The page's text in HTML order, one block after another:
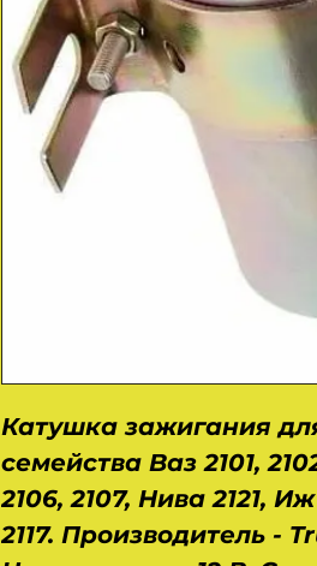
Катушка зажигания
семейства Ваз 2101,
2106, 2107, Нива 2121, Иж
2117. Производитель -